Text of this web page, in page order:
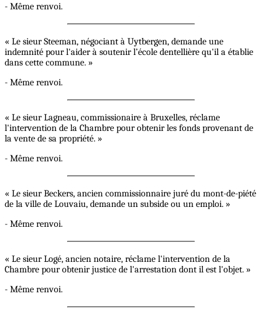
- Même renvoi.
« Le sieur Steeman, négociant à Uytbergen, demande une
indemnité pour l'aider à soutenir l’école dentellière qu'il a établie
dans cette commune. »
- Même renvoi.
« Le sieur Lagneau, commissionaire à Bruxelles, réclame
l'intervention de la Chambre pour obtenir les fonds provenant de
la vente de sa propriété. »
- Même renvoi.
« Le sieur Beckers, ancien commissionnaire juré du mont-de-piété
de la ville de Louvaiu, demande un subside ou un emploi. »
- Même renvoi.
« Le sieur Logé, ancien notaire, réclame l'intervention de la
Chambre pour obtenir justice de l'arrestation dont il est l'objet. »
- Même renvoi.